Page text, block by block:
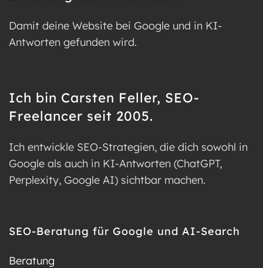
Damit deine Website bei Google und in KI-
Antworten gefunden wird.
Ich bin Carsten Feller, SEO-
Freelancer seit 2005.
Ich entwickle SEO-Strategien, die dich sowohl in
Google als auch in KI-Antworten (ChatGPT,
Perplexity, Google AI) sichtbar machen.
SEO-Beratung für Google und AI-Search
Beratung